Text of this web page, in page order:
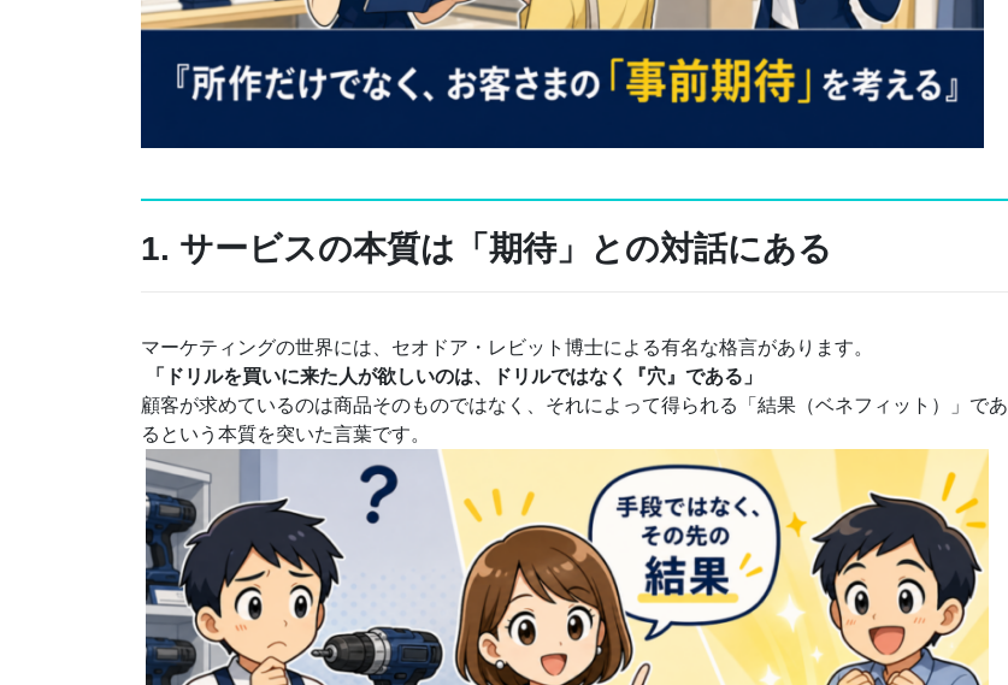
1. サービスの本質は「期待」との対話にある
マーケティングの世界には、セオドア・レビット博士による有名な格言があります。
「ドリルを買いに来た人が欲しいのは、ドリルではなく『穴』である」
顧客が求めているのは商品そのものではなく、それによって得られる「結果（ベネフィット）」であ
るという本質を突いた言葉です。